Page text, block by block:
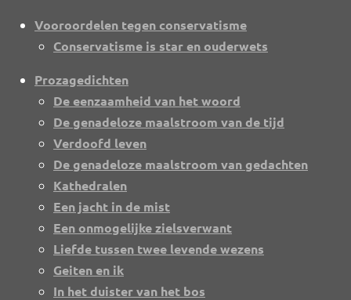
Vooroordelen tegen conservatisme
Conservatisme is star en ouderwets
Prozagedichten
De eenzaamheid van het woord
De genadeloze maalstroom van de tijd
Verdoofd leven
De genadeloze maalstroom van gedachten
Kathedralen
Een jacht in de mist
Een onmogelijke zielsverwant
Liefde tussen twee levende wezens
Geiten en ik
In het duister van het bos